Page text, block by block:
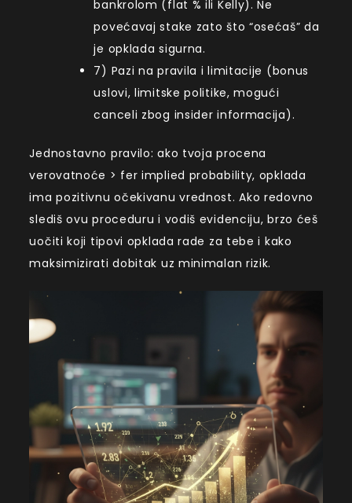
bankrolom (flat % ili Kelly). Ne
povećavaj stake zato što “osećaš” da
je opklada sigurna.
7) Pazi na pravila i limitacije (bonus
uslovi, limitske politike, mogući
canceli zbog insider informacija).
Jednostavno pravilo: ako tvoja procena
verovatnoće > fer implied probability, opklada
ima pozitivnu očekivanu vrednost. Ako redovno
slediš ovu proceduru i vodiš evidenciju, brzo ćeš
uočiti koji tipovi opklada rade za tebe i kako
maksimizirati dobitak uz minimalan rizik.